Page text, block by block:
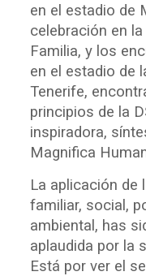
en el estadio de
celebración en
Familia, y los
en el estadio de
Tenerife,
principios de la
inspiradora,
Magnifica
La aplicación de
familiar, social,
ambiental, has
aplaudida por la
Está por ver el